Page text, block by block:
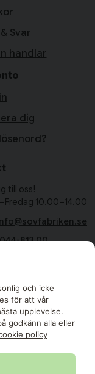
Svar
handlar
dig
till oss!
10.00–14.00
813 00
i:
reserverade
och icke
för att vår
upplevelse.
godkänn alla eller
policy